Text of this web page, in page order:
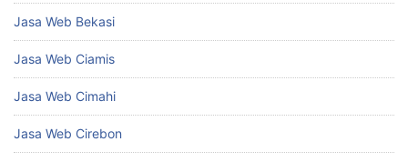
Jasa Web Bekasi
Jasa Web Ciamis
Jasa Web Cimahi
Jasa Web Cirebon